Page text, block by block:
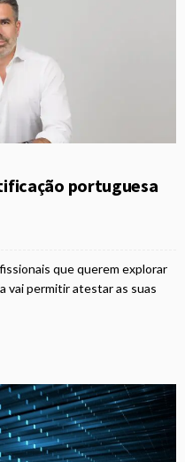
portuguesa
que querem explorar
vai permitir atestar as suas